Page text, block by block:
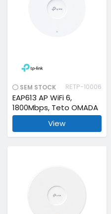
SEM STOCK RETP-10006
EAP613 AP WiFi 6,
1800Mbps, Teto OMADA
View